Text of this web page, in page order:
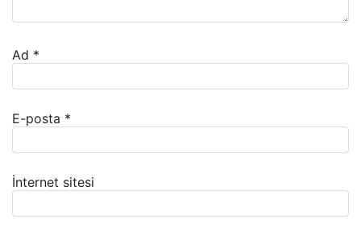
Ad *
E-posta *
İnternet sitesi